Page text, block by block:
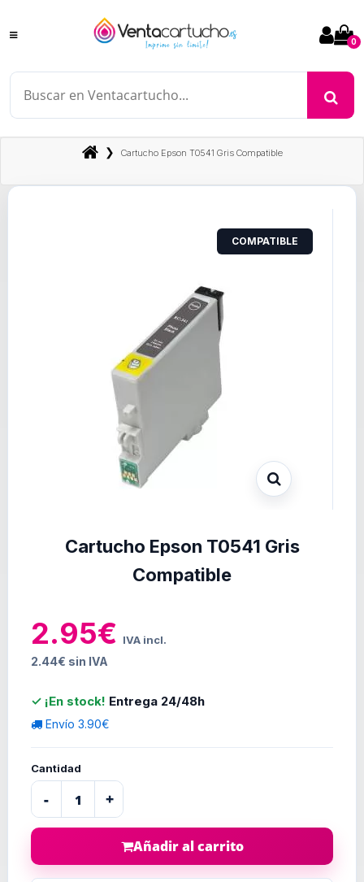
0
❯ Cartucho Epson T0541 Gris Compatible
COMPATIBLE
Cartucho Epson T0541 Gris
Compatible
2.95€ IVA incl.
2.44€ sin IVA
✓ ¡En stock! Entrega 24/48h
Envío 3.90€
Cantidad
- +
Añadir al carrito